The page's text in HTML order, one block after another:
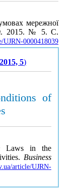
мережної
. 2015. № 5. С.
UJRN-0000418039
2015, 5)
of
Laws in the
Business
article/UJRN-